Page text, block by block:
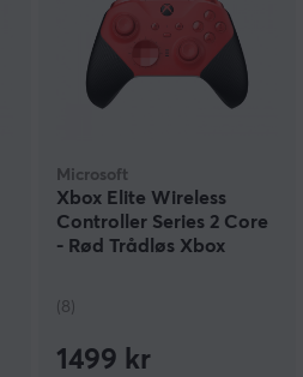
Microsoft
Xbox Elite Wireless
Controller Series 2 Core
- Rød Trådløs Xbox
(8)
1499 kr